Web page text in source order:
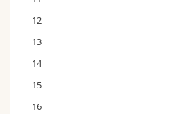
12
13
14
15
16